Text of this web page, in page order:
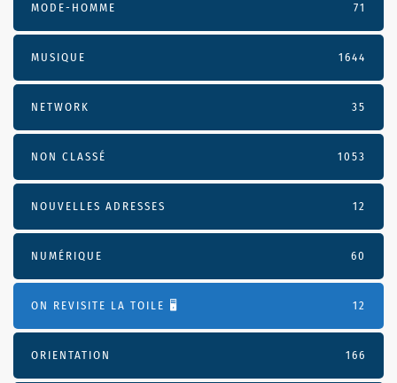
MODE-HOMME 71
MUSIQUE 1644
NETWORK 35
NON CLASSÉ 1053
NOUVELLES ADRESSES 12
NUMÉRIQUE 60
ON REVISITE LA TOILE 🖥️ 12
ORIENTATION 166